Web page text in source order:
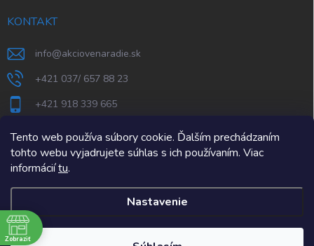
Tento web používa súbory cookie. Ďalším prechádzaním
tohto webu vyjadrujete súhlas s ich používaním. Viac
informáciítu.
Nastavenie
KONTAKT
info@akciovenaradie.sk
+421 037/ 657 88 23
+421 918 339 665
STEPS Nitra
AkcioveNaradie.sk
Zobraziť